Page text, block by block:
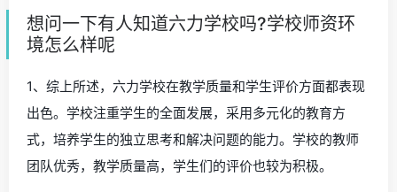
想问一下有人知道六力学校吗?学校师资环
境怎么样呢
1、综上所述，六力学校在教学质量和学生评价方面都表现
出色。学校注重学生的全面发展，采用多元化的教育方
式，培养学生的独立思考和解决问题的能力。学校的教师
团队优秀，教学质量高，学生们的评价也较为积极。